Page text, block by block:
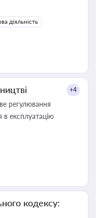
діяльність
+4
регулювання
в експлуатацію
кодексу: